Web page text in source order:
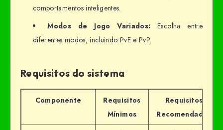
comportamentos inteligentes.
Modos de Jogo Variados: Escolha entre
diferentes modos, incluindo PvE e PvP.
Requisitos do sistema
Componente
Requisitos
Mínimos
Requisitos
Recomendados